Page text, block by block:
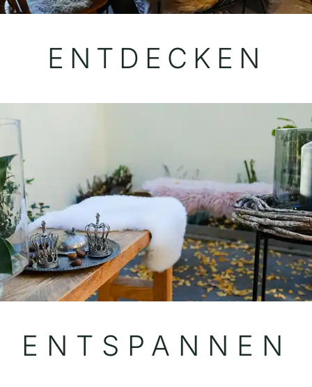
ENT­DECKEN
ENT­SPANNEN